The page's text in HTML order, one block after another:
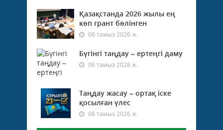
Қазақстанда 2026 жылы ең
көп грант бөлінген
06 тамыз 2026 ж.
Бүгінгі таңдау – ертеңгі даму
06 тамыз 2026 ж.
Таңдау жасау – ортақ іске
қосылған үлес
06 тамыз 2026 ж.